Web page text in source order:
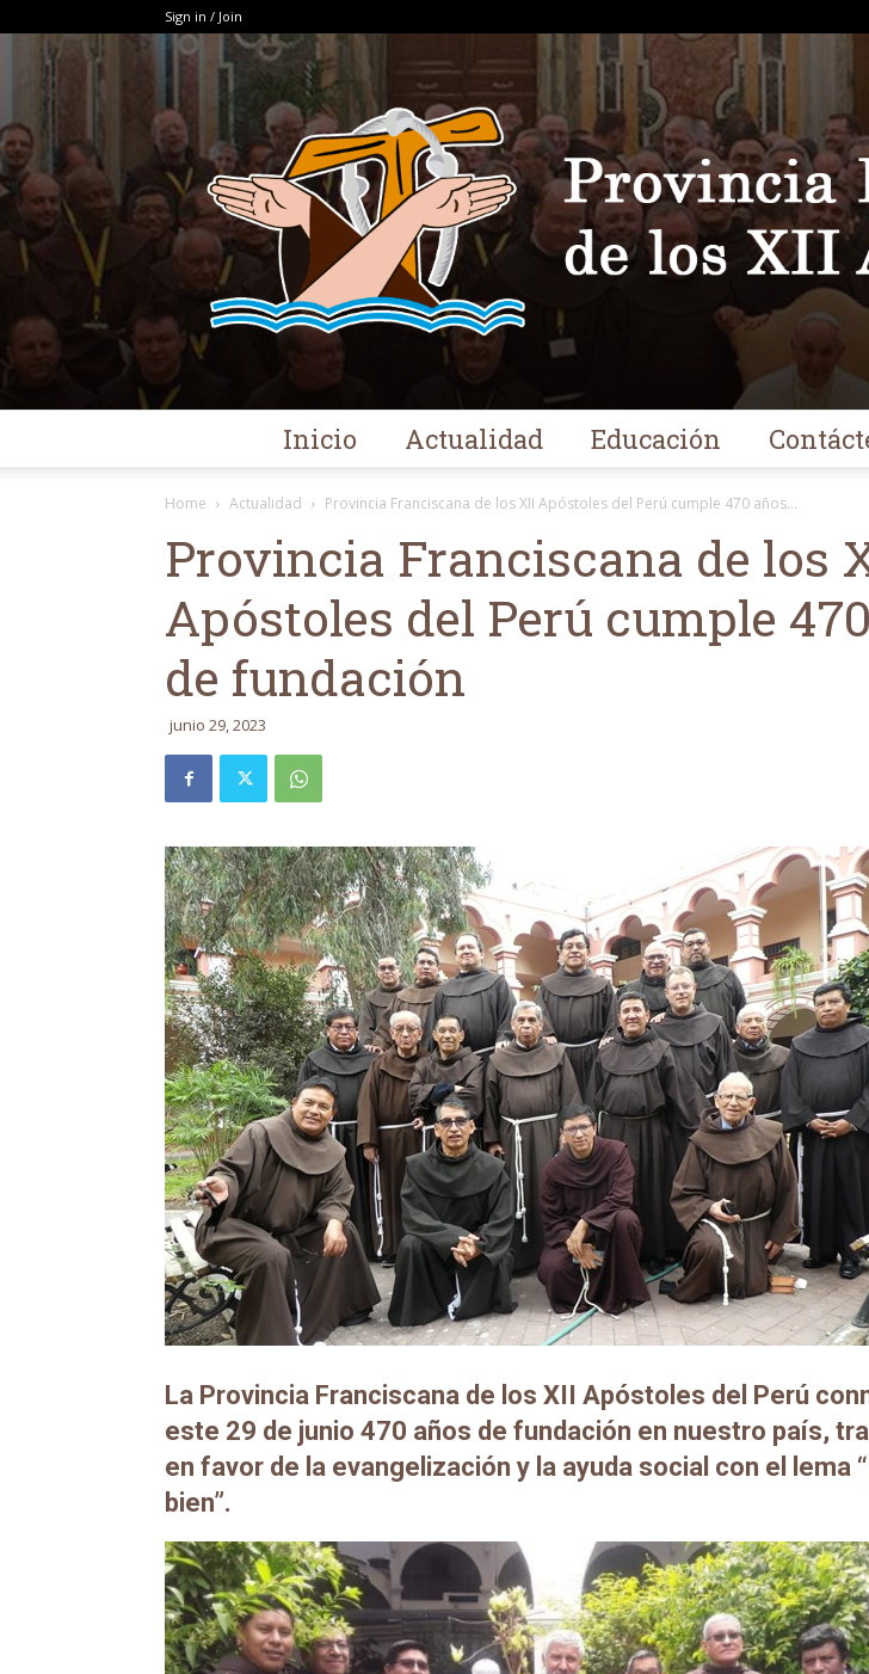
Sign in / Join
Inicio Actualidad Educación
Home Actualidad Provincia Franciscana de los XII Apóstoles del Perú cumple 470 años...
Provincia Franciscana de los
Apóstoles del Perú cumple
de fundación
junio 29, 2023
La Provincia Franciscana de los XII Apóstoles del Perú
este 29 de junio 470 años de fundación en nuestro país,
en favor de la evangelización y la ayuda social con el lema
bien”.